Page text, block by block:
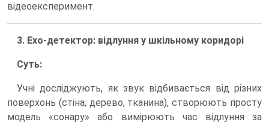
відеоексперимент.
3. Ехо-детектор: відлуння у шкільному коридорі
Суть:
Учні досліджують, як звук відбивається від різних
поверхонь (стіна, дерево, тканина), створюють просту
модель «сонару» або вимірюють час відлуння за